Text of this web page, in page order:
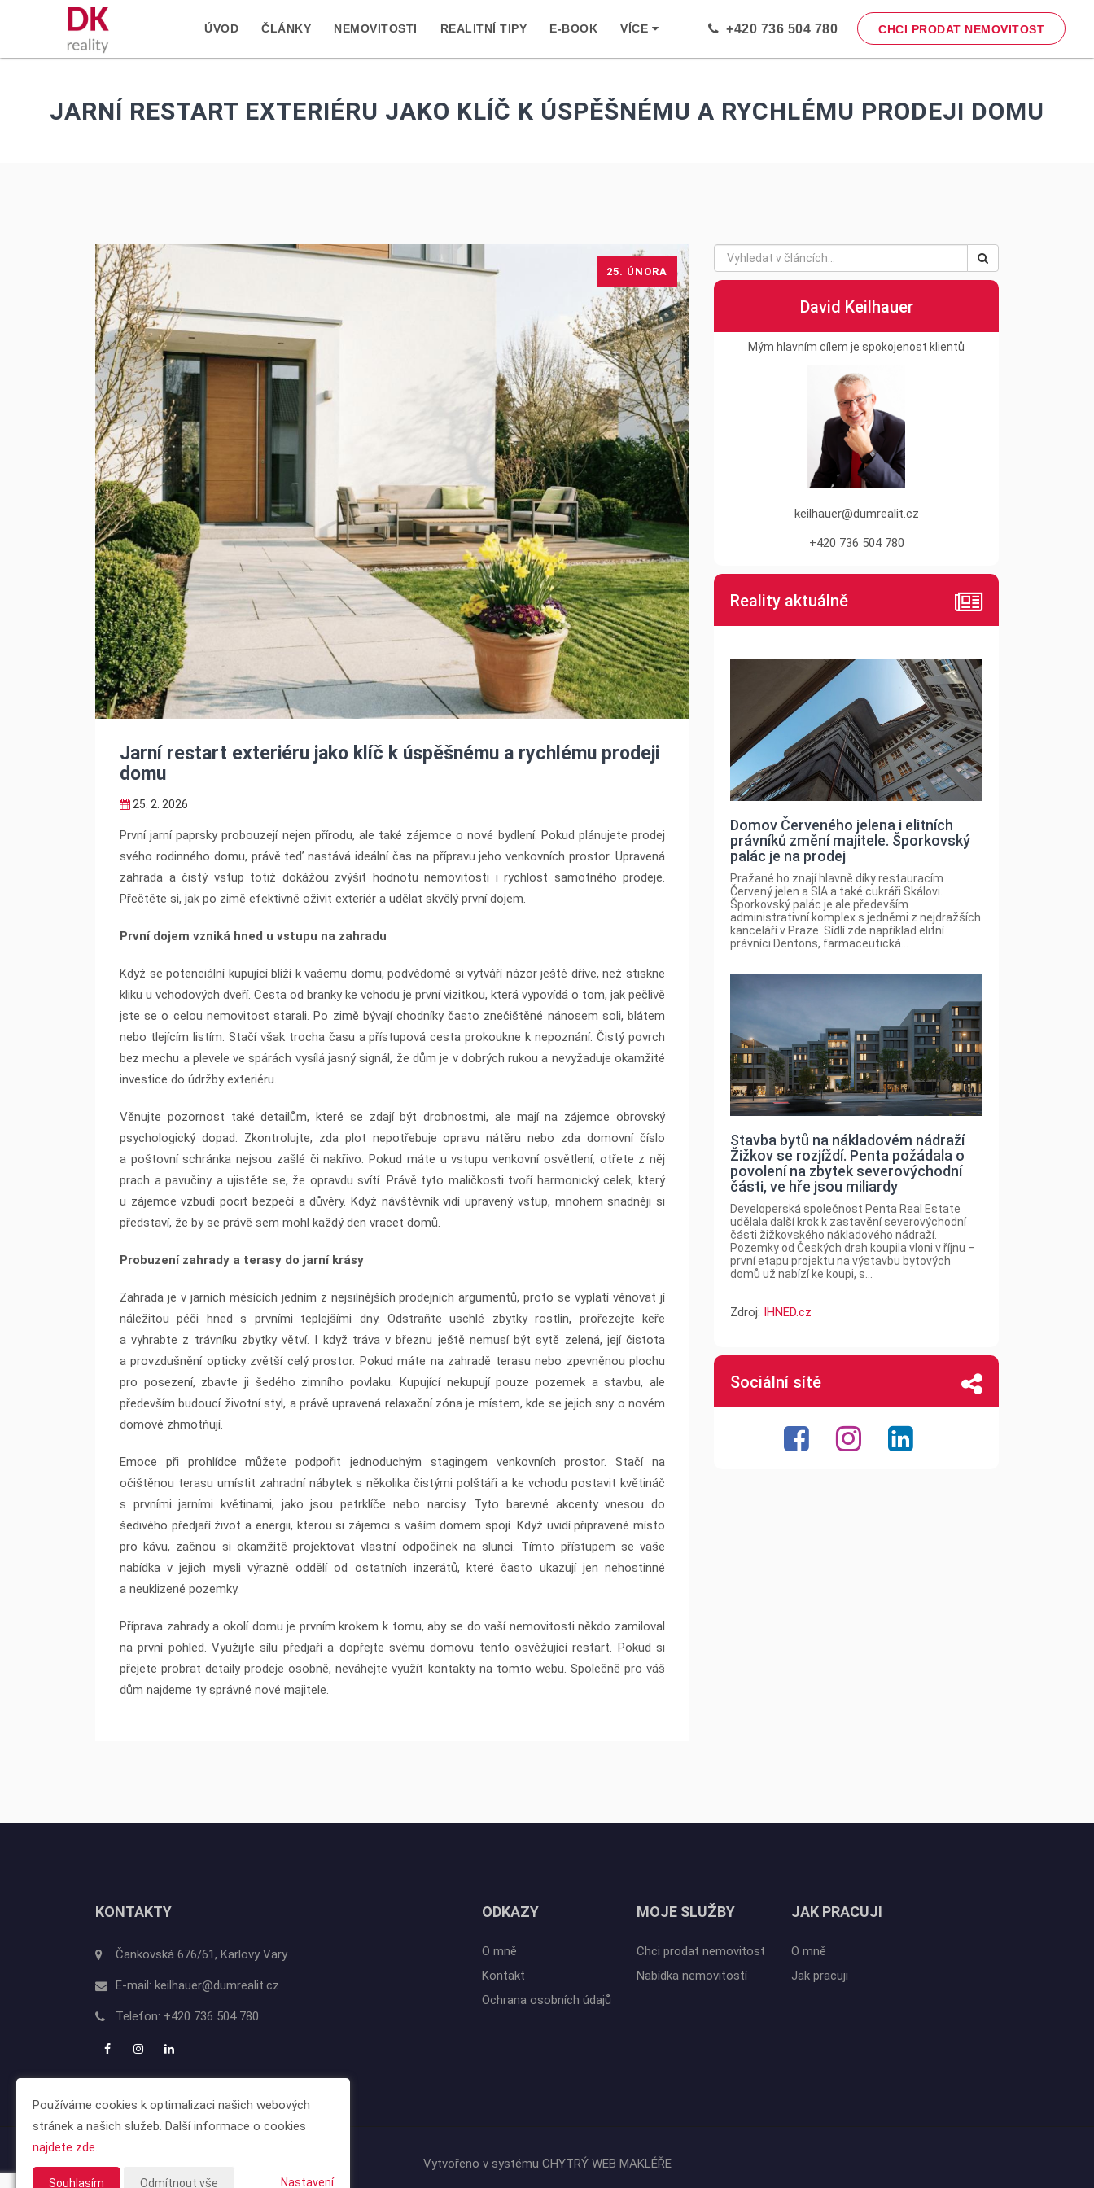
ÚVOD ČLÁNKY NEMOVITOSTI REALITNÍ TIPY E-BOOK VÍCE +420 736 504 780 CHCI PRODAT NEMOVITOST
JARNÍ RESTART EXTERIÉRU JAKO KLÍČ K ÚSPĚŠNÉMU A RYCHLÉMU PRODEJI DOMU
Jarní restart exteriéru jako klíč k úspěšnému a rychlému prodeji
domu
25. 2. 2026
25. ÚNORA
První jarní paprsky probouzejí nejen přírodu, ale také zájemce o nové bydlení. Pokud plánujete prodej
svého rodinného domu, právě teď nastává ideální čas na přípravu jeho venkovních prostor. Upravená
zahrada a čistý vstup totiž dokážou zvýšit hodnotu nemovitosti i rychlost samotného prodeje.
Přečtěte si, jak po zimě efektivně oživit exteriér a udělat skvělý první dojem.
První dojem vzniká hned u vstupu na zahradu
Když se potenciální kupující blíží k vašemu domu, podvědomě si vytváří názor ještě dříve, než stiskne
kliku u vchodových dveří. Cesta od branky ke vchodu je první vizitkou, která vypovídá o tom, jak pečlivě
jste se o celou nemovitost starali. Po zimě bývají chodníky často znečištěné nánosem soli, blátem
nebo tlejícím listím. Stačí však trocha času a přístupová cesta prokoukne k nepoznání. Čistý povrch
bez mechu a plevele ve spárách vysílá jasný signál, že dům je v dobrých rukou a nevyžaduje okamžité
investice do údržby exteriéru.
Věnujte pozornost také detailům, které se zdají být drobnostmi, ale mají na zájemce obrovský
psychologický dopad. Zkontrolujte, zda plot nepotřebuje opravu nátěru nebo zda domovní číslo
a poštovní schránka nejsou zašlé či nakřivo. Pokud máte u vstupu venkovní osvětlení, otřete z něj
prach a pavučiny a ujistěte se, že opravdu svítí. Právě tyto maličkosti tvoří harmonický celek, který
u zájemce vzbudí pocit bezpečí a důvěry. Když návštěvník vidí upravený vstup, mnohem snadněji si
představí, že by se právě sem mohl každý den vracet domů.
Probuzení zahrady a terasy do jarní krásy
Zahrada je v jarních měsících jedním z nejsilnějších prodejních argumentů, proto se vyplatí věnovat jí
náležitou péči hned s prvními teplejšími dny. Odstraňte uschlé zbytky rostlin, prořezejte keře
a vyhrabte z trávníku zbytky větví. I když tráva v březnu ještě nemusí být sytě zelená, její čistota
a provzdušnění opticky zvětší celý prostor. Pokud máte na zahradě terasu nebo zpevněnou plochu
pro posezení, zbavte ji šedého zimního povlaku. Kupující nekupují pouze pozemek a stavbu, ale
především budoucí životní styl, a právě upravená relaxační zóna je místem, kde se jejich sny o novém
domově zhmotňují.
Emoce při prohlídce můžete podpořit jednoduchým stagingem venkovních prostor. Stačí na
očištěnou terasu umístit zahradní nábytek s několika čistými polštáři a ke vchodu postavit květináč
s prvními jarními květinami, jako jsou petrklíče nebo narcisy. Tyto barevné akcenty vnesou do
šedivého předjaří život a energii, kterou si zájemci s vaším domem spojí. Když uvidí připravené místo
pro kávu, začnou si okamžitě projektovat vlastní odpočinek na slunci. Tímto přístupem se vaše
nabídka v jejich mysli výrazně oddělí od ostatních inzerátů, které často ukazují jen nehostinné
a neuklizené pozemky.
Příprava zahrady a okolí domu je prvním krokem k tomu, aby se do vaší nemovitosti někdo zamiloval
na první pohled. Využijte sílu předjaří a dopřejte svému domovu tento osvěžující restart. Pokud si
přejete probrat detaily prodeje osobně, neváhejte využít kontakty na tomto webu. Společně pro váš
dům najdeme ty správné nové majitele.
David Keilhauer
Mým hlavním cílem je spokojenost klientů
keilhauer@dumrealit.cz
+420 736 504 780
Reality aktuálně
Domov Červeného jelena i elitních
právníků změní majitele. Šporkovský
palác je na prodej
Pražané ho znají hlavně díky restauracím
Červený jelen a SIA a také cukráři Skálovi.
Šporkovský palác je ale především
administrativní komplex s jedněmi z nejdražších
kanceláří v Praze. Sídlí zde například elitní
právníci Dentons, farmaceutická...
Stavba bytů na nákladovém nádraží
Žižkov se rozjíždí. Penta požádala o
povolení na zbytek severovýchodní
části, ve hře jsou miliardy
Developerská společnost Penta Real Estate
udělala další krok k zastavění severovýchodní
části žižkovského nákladového nádraží.
Pozemky od Českých drah koupila vloni v říjnu –
první etapu projektu na výstavbu bytových
domů už nabízí ke koupi, s...
Zdroj: IHNED.cz
Sociální sítě
KONTAKTY
Čankovská 676/61, Karlovy Vary
E-mail: keilhauer@dumrealit.cz
Telefon: +420 736 504 780
ODKAZY
O mně
Kontakt
Ochrana osobních údajů
MOJE SLUŽBY
Chci prodat nemovitost
Nabídka nemovitostí
JAK PRACUJI
O mně
Jak pracuji
Vytvořeno v systému CHYTRÝ WEB MAKLÉŘE
Používáme cookies k optimalizaci našich webových
stránek a našich služeb. Další informace o cookies
najdete zde.
Souhlasím Odmítnout vše Nastavení